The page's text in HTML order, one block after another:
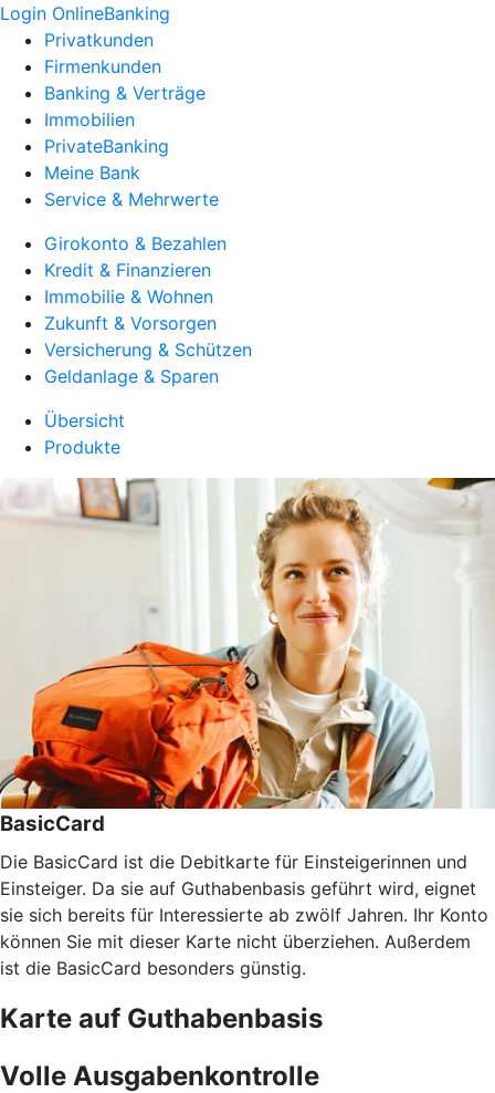
Login OnlineBanking
Privatkunden
Firmenkunden
Banking & Verträge
Immobilien
PrivateBanking
Meine Bank
Service & Mehrwerte
Girokonto & Bezahlen
Kredit & Finanzieren
Immobilie & Wohnen
Zukunft & Vorsorgen
Versicherung & Schützen
Geldanlage & Sparen
Übersicht
Produkte
BasicCard
Die BasicCard ist die Debitkarte für Einsteigerinnen und
Einsteiger. Da sie auf Guthabenbasis geführt wird, eignet
sie sich bereits für Interessierte ab zwölf Jahren. Ihr Konto
können Sie mit dieser Karte nicht überziehen. Außerdem
ist die BasicCard besonders günstig.
Karte auf Guthabenbasis
Volle Ausgabenkontrolle